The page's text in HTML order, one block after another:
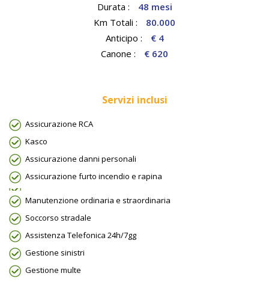
Durata :
48 mesi
Km Totali :
80.000
Anticipo :
€ 4
Canone :
€ 620
Servizi inclusi
Assicurazione RCA
Kasco
Assicurazione danni personali
Assicurazione furto incendio e rapina
Manutenzione ordinaria e straordinaria
Soccorso stradale
Assistenza Telefonica 24h/7gg
Gestione sinistri
Gestione multe